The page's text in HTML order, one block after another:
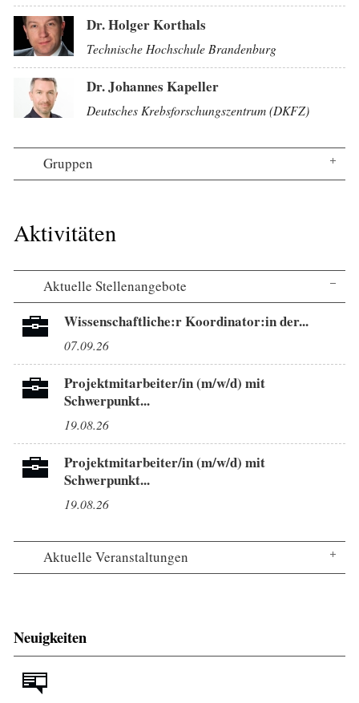
Dr. Holger Korthals
Technische Hochschule Brandenburg
Dr. Johannes Kapeller
Deutsches Krebsforschungszentrum (DKFZ)
Gruppen
Aktivitäten
Aktuelle Stellenangebote
Wissenschaftliche:r Koordinator:in der...
07.09.26
Projektmitarbeiter/in (m/w/d) mit
Schwerpunkt...
19.08.26
Projektmitarbeiter/in (m/w/d) mit
Schwerpunkt...
19.08.26
Aktuelle Veranstaltungen
Neuigkeiten